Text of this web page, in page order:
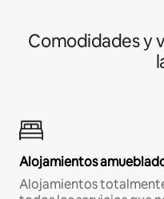
Comodidades y
Alojamientos
Alojamientos